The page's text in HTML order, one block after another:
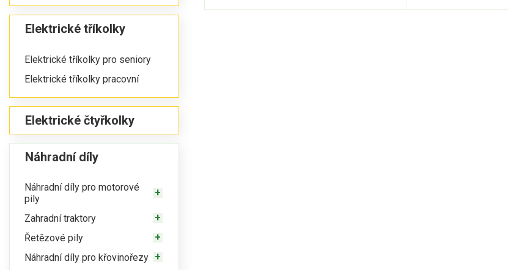
Elektrické tříkolky
Elektrické tříkolky pro seniory
Elektrické tříkolky pracovní
Elektrické čtyřkolky
Náhradní díly
Náhradní díly pro motorové
pily
Zahradní traktory
Řetězové pily
Náhradní díly pro křovinořezy